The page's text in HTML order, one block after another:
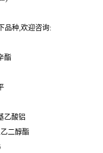
品种,欢迎咨询:
酯
乙酸铝
二醇酯